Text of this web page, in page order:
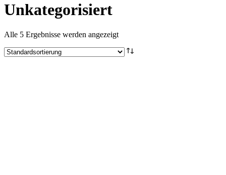
Unkategorisiert
Alle 5 Ergebnisse werden angezeigt